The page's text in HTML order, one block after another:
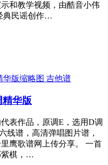
和教学视频，由酷音小伟
典民谣创作…
吉他谱
华版
表作品，原调E，选用D调
线谱，高清弹唱图片谱，
鹰歌谱网上传分享。 一首
紫棋，…